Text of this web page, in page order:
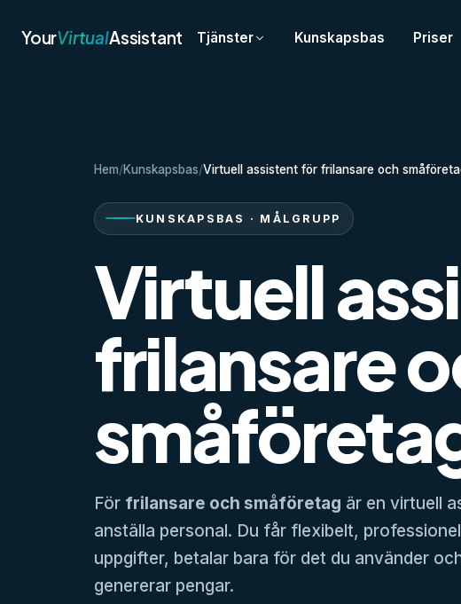
YourVirtualAssistant Tjänster Kunskapsbas Priser
Hem/Kunskapsbas/Virtuell assistent för frilansare och
KUNSKAPSBAS · MÅLGRUPP
Virtuell
frilansare
För frilansare och småföretag är en virtuell
anställa personal. Du får flexibelt,
uppgifter, betalar bara för det du använder
genererar pengar.